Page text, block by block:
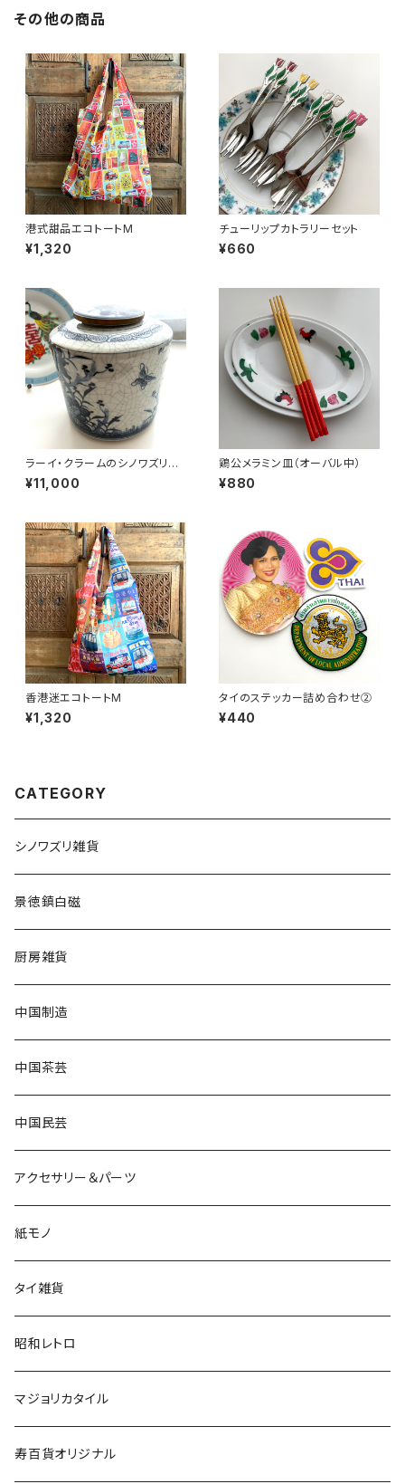
その他の商品
港式甜品エコトートM
¥1,320
チューリップカトラリーセット
¥660
ラーイ・クラームのシノワズリ円
筒壺
¥11,000
鶏公メラミン皿（オーバル中）
¥880
香港迷エコトートM
¥1,320
タイのステッカー詰め合わせ②
¥440
CATEGORY
シノワズリ雑貨
景徳鎮白磁
厨房雑貨
中国制造
中国茶芸
中国民芸
アクセサリー＆パーツ
紙モノ
タイ雑貨
昭和レトロ
マジョリカタイル
寿百貨オリジナル